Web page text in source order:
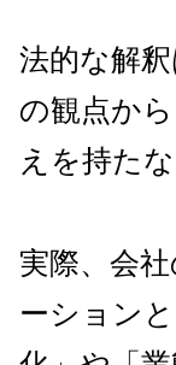
法的な解
の観点か
えを持たな
実際、会
ーション